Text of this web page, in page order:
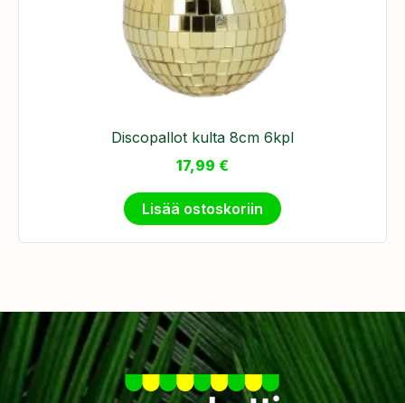
Discopallot kulta 8cm 6kpl
17,99 €
Lisää ostoskoriin